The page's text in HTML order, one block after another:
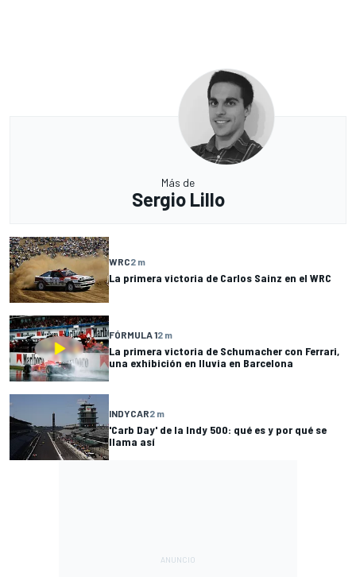
Más de
Sergio Lillo
WRC2 m
La primera victoria de Carlos Sainz en el WRC
FÓRMULA 12 m
La primera victoria de Schumacher con Ferrari,
una exhibición en lluvia en Barcelona
INDYCAR2 m
'Carb Day' de la Indy 500: qué es y por qué se
llama así